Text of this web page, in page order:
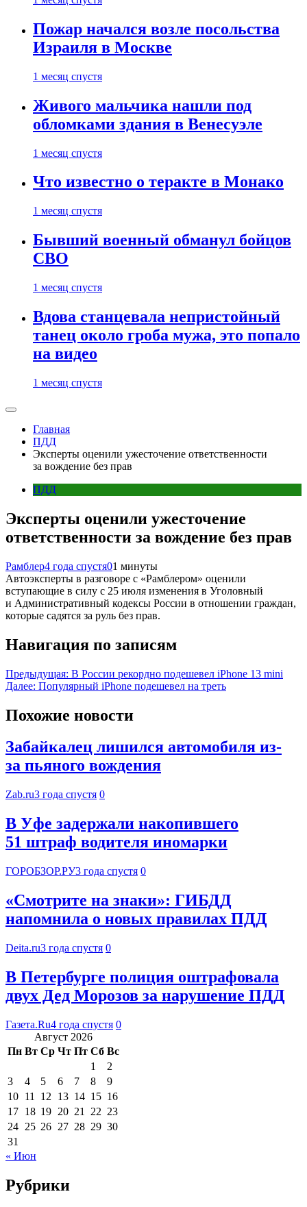
Пожар начался возле посольства
Израиля в Москве
1 месяц спустя
Живого мальчика нашли под
обломками здания в Венесуэле
1 месяц спустя
Что известно о теракте в Монако
1 месяц спустя
Бывший военный обманул бойцов
СВО
1 месяц спустя
Вдова станцевала непристойный
танец около гроба мужа, это попало
на видео
1 месяц спустя
Главная
ПДД
Эксперты оценили ужесточение ответственности
за вождение без прав
ПДД
Эксперты оценили ужесточение
ответственности за вождение без прав
Рамблер4 года спустя01 минуты
Автоэксперты в разговоре с «Рамблером» оценили
вступающие в силу с 25 июля изменения в Уголовный
и Административный кодексы России в отношении граждан,
которые садятся за руль без прав.
Навигация по записям
Предыдущая: В России рекордно подешевел iPhone 13 mini
Далее: Популярный iPhone подешевел на треть
Похожие новости
Забайкалец лишился автомобиля из-
за пьяного вождения
Zab.ru3 года спустя 0
В Уфе задержали накопившего
51 штраф водителя иномарки
ГОРОБЗОР.РУ3 года спустя 0
«Смотрите на знаки»: ГИБДД
напомнила о новых правилах ПДД
Deita.ru3 года спустя 0
В Петербурге полиция оштрафовала
двух Дед Морозов за нарушение ПДД
Газета.Ru4 года спустя 0
Август 2026
Пн Вт Ср Чт Пт Сб Вс
1
2
3
4 5 6 7 8
9
10 11 12 13 14 15 16
17 18 19 20 21 22 23
24 25 26 27 28 29 30
31
« Июн
Рубрики